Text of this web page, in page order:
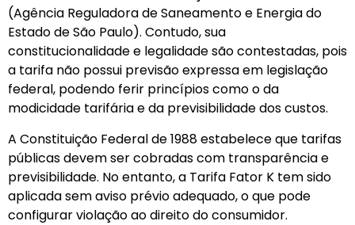
(Agência Reguladora de Saneamento e Energia do
Estado de São Paulo). Contudo, sua
constitucionalidade e legalidade são contestadas, pois
a tarifa não possui previsão expressa em legislação
federal, podendo ferir princípios como o da
modicidade tarifária e da previsibilidade dos custos.
A Constituição Federal de 1988 estabelece que tarifas
públicas devem ser cobradas com transparência e
previsibilidade. No entanto, a Tarifa Fator K tem sido
aplicada sem aviso prévio adequado, o que pode
configurar violação ao direito do consumidor.